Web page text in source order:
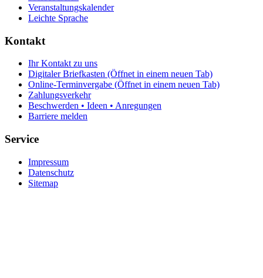
Veranstaltungskalender
Leichte Sprache
Kontakt
Ihr Kontakt zu uns
Digitaler Briefkasten (Öffnet in einem neuen Tab)
Online-Terminvergabe (Öffnet in einem neuen Tab)
Zahlungsverkehr
Beschwerden • Ideen • Anregungen
Barriere melden
Service
Impressum
Datenschutz
Sitemap